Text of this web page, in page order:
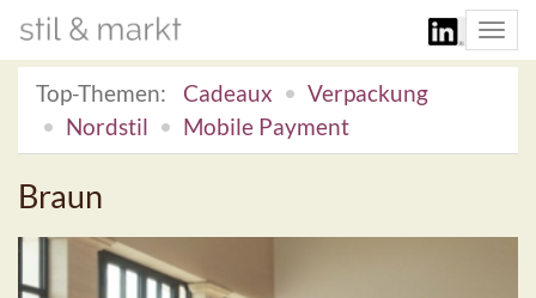
Top-Themen:
Cadeaux
Verpackung
Nordstil
Mobile Payment
Braun